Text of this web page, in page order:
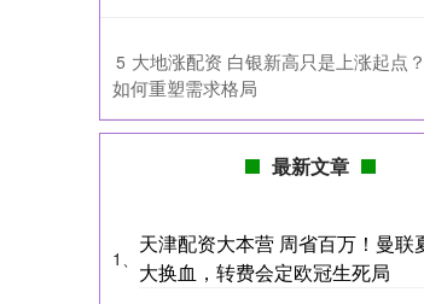
5 大地涨配资 白银新高只是上涨起点
如何重塑需求格局
最新文章
1、
天津配资大本营 周省百万！曼联
大换血，转费会定欧冠生死局